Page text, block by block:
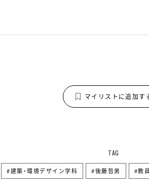
マイリストに追加す
TAG
建築・環境デザイン学科 後藤哲男 教員